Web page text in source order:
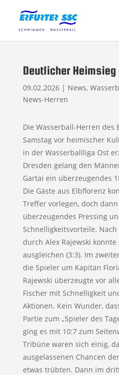
Deutlicher Heimsieg
09.02.2026| News,
News-Herren
Die Wasserball-Herren des
Samstag vor heimischer
in der Wasserballliga Ost
Dresden gelang den
Gartai ein überzeugendes
Die Gäste aus Elbflorenz
Treffer vorlegen, doch
überzeugendes Pressing
Schnelligkeitsvorteile.
durch Alex Rajewski
ausgleichen (3:3). Im
die Spieler um Kapitän
Rajewski überzeugte vor
Fischer mit Schnelligkeit
Aktionen. Kein Wunder,
Partie zum „Spieler des
ging es mit 10:7 zum
Tribüne waren sich einig,
ausgelassenen Chancen
etwas trübten. Dann im